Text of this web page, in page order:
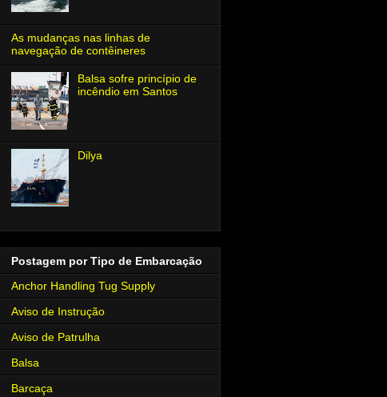
As mudanças nas linhas de
navegação de contêineres
Balsa sofre princípio de
incêndio em Santos
Dilya
Postagem por Tipo de Embarcação
Anchor Handling Tug Supply
Aviso de Instrução
Aviso de Patrulha
Balsa
Barcaça